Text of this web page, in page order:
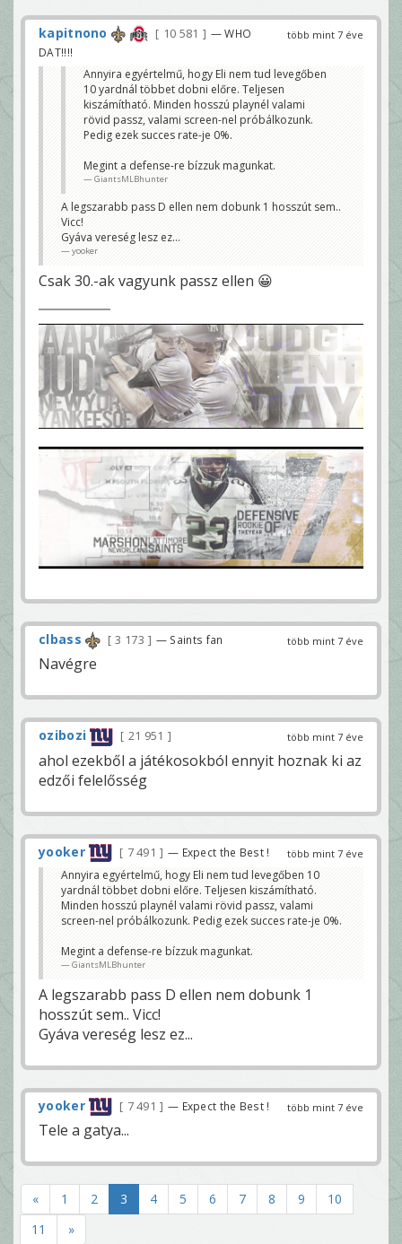
több mint 7 éve
kapitnono 10 581
— WHO
DAT!!!!
Annyira egyértelmű, hogy Eli nem tud levegőben
10 yardnál többet dobni előre. Teljesen
kiszámítható. Minden hosszú playnél valami
rövid passz, valami screen-nel próbálkozunk.
Pedig ezek succes rate-je 0%.
Megint a defense-re bízzuk magunkat.
GiantsMLBhunter
A legszarabb pass D ellen nem dobunk 1 hosszút sem..
Vicc!
Gyáva vereség lesz ez...
yooker
Csak 30.-ak vagyunk passz ellen 😀
több mint 7 éve
clbass 3 173 — Saints fan
Navégre
több mint 7 éve
ozibozi 21 951
ahol ezekből a játékosokból ennyit hoznak ki az
edzői felelősség
több mint 7 éve
yooker 7 491 — Expect the Best !
Annyira egyértelmű, hogy Eli nem tud levegőben 10
yardnál többet dobni előre. Teljesen kiszámítható.
Minden hosszú playnél valami rövid passz, valami
screen-nel próbálkozunk. Pedig ezek succes rate-je 0%.
Megint a defense-re bízzuk magunkat.
GiantsMLBhunter
A legszarabb pass D ellen nem dobunk 1
hosszút sem.. Vicc!
Gyáva vereség lesz ez...
több mint 7 éve
yooker 7 491 — Expect the Best !
Tele a gatya...
« 1 2 3 4 5 6 7 8 9
10
11
»